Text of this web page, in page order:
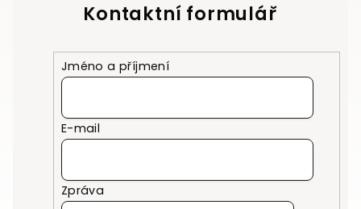
Kontaktní formulář
Jméno a příjmení
E-mail
Zpráva